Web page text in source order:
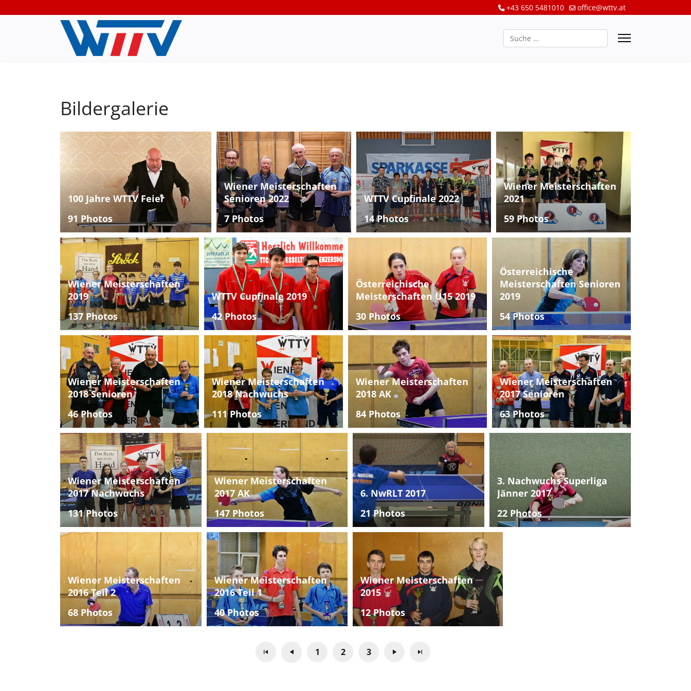
+43 650 5481010 office@wttv.at
Suchen
Bildergalerie
100 Jahre WTTV Feier
91 Photos
Wiener Meisterschaften
Senioren 2022
7 Photos
WTTV Cupfinale 2022
14 Photos
Wiener Meisterschaften
2021
59 Photos
Wiener Meisterschaften
2019
137 Photos
WTTV Cupfinale 2019
42 Photos
Österreichische
Meisterschaften U15 2019
30 Photos
Österreichische
Meisterschaften Senioren
2019
54 Photos
Wiener Meisterschaften
2018 Senioren
46 Photos
Wiener Meisterschaften
2018 Nachwuchs
111 Photos
Wiener Meisterschaften
2018 AK
84 Photos
Wiener Meisterschaften
2017 Senioren
63 Photos
Wiener Meisterschaften
2017 Nachwuchs
131 Photos
Wiener Meisterschaften
2017 AK
147 Photos
6. NwRLT 2017
21 Photos
3. Nachwuchs Superliga
Jänner 2017
22 Photos
Wiener Meisterschaften
2016 Teil 2
68 Photos
Wiener Meisterschaften
2016 Teil 1
40 Photos
Wiener Meisterschaften
2015
12 Photos
1 2 3